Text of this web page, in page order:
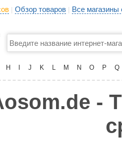
| Обзор товаров | Все
H J K L M N O P Q
-